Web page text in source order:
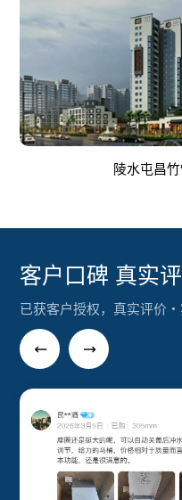
陵水屯昌
客户口碑 真实
已获客户授权，真实评价